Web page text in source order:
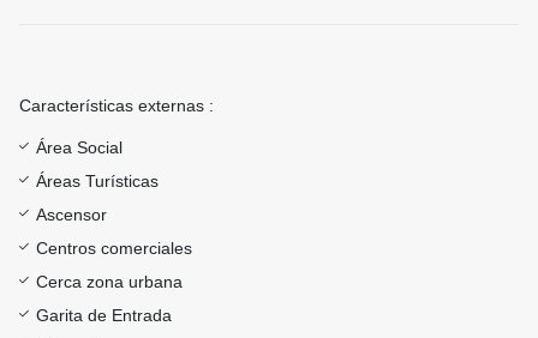
Características externas :
Área Social
Áreas Turísticas
Ascensor
Centros comerciales
Cerca zona urbana
Garita de Entrada